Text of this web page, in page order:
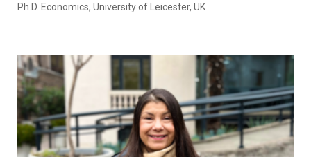
Ph.D. Economics, University of Leicester, UK